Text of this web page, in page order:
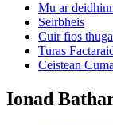
Mu ar
Seirbheis
Cuir fios
Turas
Ceistean
Ionad